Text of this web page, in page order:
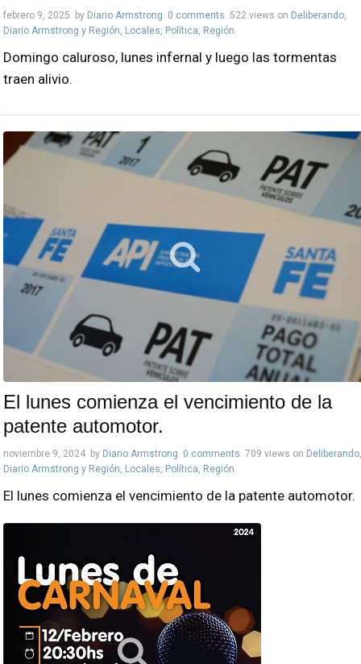
febrero 9, 2025 by Diario Armstrong 0 comments 522 views on Deliberando
Diario Armstrong y Región Locales Política Región
Domingo caluroso, lunes infernal y luego las tormentas
traen alivio.
El lunes comienza el vencimiento de la
patente automotor.
noviembre 9, 2024 by Diario Armstrong 0 comments 709 views on Deliberando,
Diario Armstrong y Región, Locales, Política, Región
El lunes comienza el vencimiento de la patente automotor.